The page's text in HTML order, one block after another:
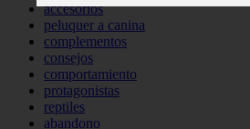
accesorios
peluquer a canina
complementos
consejos
comportamiento
protagonistas
reptiles
abandono